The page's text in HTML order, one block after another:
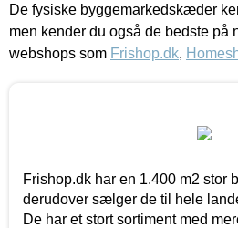
De fysiske byggemarkedskæder
men kender du også de bedste på
webshops som Frishop.dk,
Frishop.dk har en 1.400 m2 stor
derudover sælger de til hele
De har et stort sortiment med